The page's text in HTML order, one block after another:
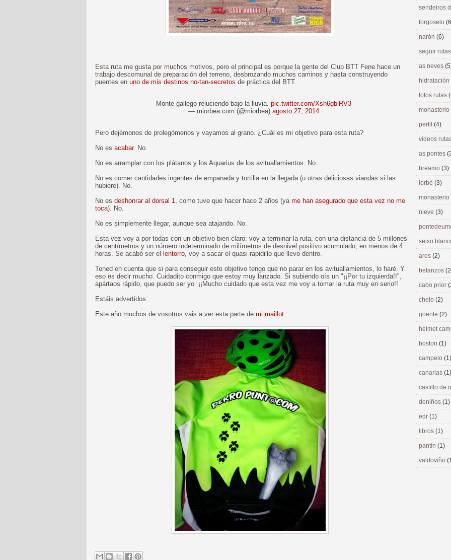
Esta ruta me gusta por muchos motivos, pero el principal es porque la gente del Club BTT Fene hace un
trabajo descomunal de preparación del terreno, desbrozando muchos caminos y hasta construyendo
puentes en uno de mis destinos no-tan-secretos de práctica del BTT.
Monte gallego reluciendo bajo la lluvia. pic.twitter.com/Xsh6gbiRV3
— miorbea.com (@miorbea) agosto 27, 2014
Pero dejémonos de prolegómenos y vayamos al grano. ¿Cuál es mi objetivo para esta ruta?
No es acabar. No.
No es arramplar con los plátanos y los Aquarius de los avituallamientos. No.
No es comer cantidades ingentes de empanada y tortilla en la llegada (u otras deliciosas viandas si las
hubiere). No.
No es deshonrar al dorsal 1, como tuve que hacer hace 2 años (ya me han asegurado que esta vez no me
toca). No.
No es simplemente llegar, aunque sea atajando. No.
Esta vez voy a por todas con un objetivo bien claro: voy a terminar la ruta, con una distancia de 5 millones
de centímetros y un número indeterminado de milímetros de desnivel positivo acumulado, en menos de 4
horas. Se acabó ser el
lentorro, voy a sacar el quasi-rapidillo que llevo dentro.
Tened en cuenta que si para conseguir este objetivo tengo que no parar en los avituallamientos, lo haré. Y
eso es decir mucho. Cuidadito conmigo que estoy muy lanzado. Si subiendo oís un "¡¡Por tu izquierda!!",
apártaos rápido, que puedo ser yo. ¡¡Mucho cuidado que esta vez me voy a tomar la ruta muy en serio!!
Estáis advertidos.
Este año muchos de vosotros vais a ver esta parte de mi maillot....
sendeiros
forgoselo
narón (6)
seguir
as neves
hidratación
fotos rutas
perfil (4)
vídeos
as pontes
breamo (3)
lorbé (3)
nieve (3)
seixo
ares (2)
betanzos
cabo prior
chelo (2)
goente (2)
helmet
boston (1)
campelo (1)
canarias (1)
castillo de
doniños (1)
edr (1)
libros (1)
pantín (1)
valdoviño